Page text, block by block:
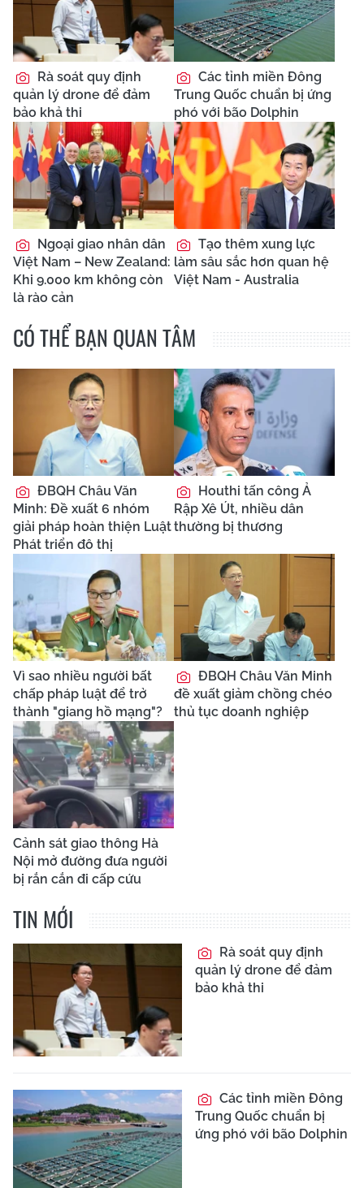
Rà soát quy định
quản lý drone để đảm
bảo khả thi
Các tỉnh miền Đông
Trung Quốc chuẩn bị ứng
phó với bão Dolphin
Ngoại giao nhân dân
Việt Nam – New Zealand:
Khi 9.000 km không còn
là rào cản
Tạo thêm xung lực
làm sâu sắc hơn quan hệ
Việt Nam - Australia
CÓ THỂ BẠN QUAN TÂM
ĐBQH Châu Văn
Minh: Đề xuất 6 nhóm
giải pháp hoàn thiện Luật
Phát triển đô thị
Houthi tấn công Ả
Rập Xê Út, nhiều dân
thường bị thương
Vì sao nhiều người bất
chấp pháp luật để trở
thành "giang hồ mạng"?
ĐBQH Châu Văn Minh
đề xuất giảm chồng chéo
thủ tục doanh nghiệp
Cảnh sát giao thông Hà
Nội mở đường đưa người
bị rắn cắn đi cấp cứu
TIN MỚI
Rà soát quy định
quản lý drone để đảm
bảo khả thi
Các tỉnh miền Đông
Trung Quốc chuẩn bị
ứng phó với bão Dolphin